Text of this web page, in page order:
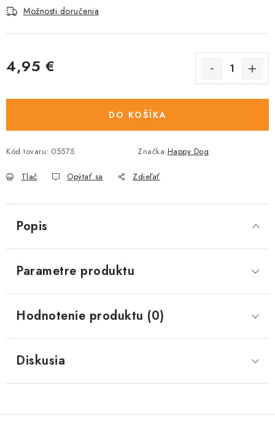
CHOVATEĽSKÉ POTREBY
Možnosti doručenia
4,95 €
DO KOŠÍKA
Kód tovaru: 05575 Značka:Happy Dog
Tlač Opýtať sa Zdieľať
Popis
Parametre produktu
Hodnotenie produktu (0)
Diskusia